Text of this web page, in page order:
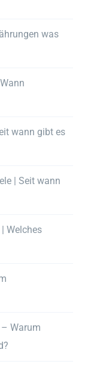
was
wann gibt es
| Seit wann
Welches
Warum